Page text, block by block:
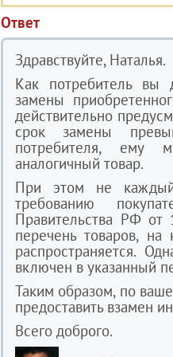
Ответ
Здравствуйте, Наталья.
Как потребитель вы
замены
действительно
срок замены
потребителя, ему
аналогичный товар.
При этом не
требованию
Правительства РФ от
перечень товаров,
распространяется.
включен в указанный
Таким образом, по
предоставить взамен
Всего доброго.